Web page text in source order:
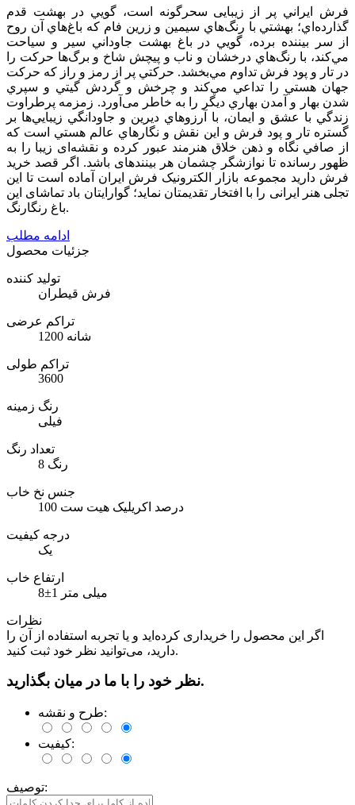
فرش ايراني پر از زيبایی سحرگونه است، گويي در بهشت قدم
گذارده‌اي؛ بهشتي با رنگ‌هاي سيمين و زرين فام كه باغ‌هاي آن روح
از سر بيننده برده، ‌گويي در باغ بهشت جاوداني سير و سياحت
مي‌كند، با رنگ‌هاي درخشان و ناب و پیچش شاخ و برگ‌ها حركت را
در تار و پود فرش تداوم مي‌بخشد. حركتي پر از رمز و راز كه حركت
جهان هستي را تداعي مي‌كند و چرخش و گردش گيتي و سپري
شدن بهار و آمدن بهاري ديگر را به خاطر می‌آورد. زمزمه پرطراوت
زندگي با عشق و ايمان، با آرزوهاي ديرين و جاودانگي زيبايي‌ها بر
گستره تار و پود فرش و اين نقش و نگارهاي عالم هستي است كه
از صافي نگاه و ذهن خلاق هنرمند عبور كرده و نقشه‌ای زیبا را به
ظهور رسانده تا نوازشگر چشمان هر بیننده­ای باشد. اگر قصد خرید
فرش دارید مجموعه بازار الکترونیک فرش ایران آماده است تا این
تجلی هنر ایرانی را با افتخار تقدیمتان نماید؛ گوارایتان باد تماشای این
باغ رنگارنگ.
ادامه مطلب
جزئیات محصول
تولید کننده
فرش قیطران
تراکم عرضی
1200 شانه
تراکم طولی
3600
رنگ زمینه
فیلی
تعداد رنگ
8 رنگ
جنس نخ خاب
100 درصد اکریلیک هیت ست
درجه کیفیت
یک
ارتفاع خاب
8±1 میلی متر
نظرات
اگر این محصول را خریداری کرده‌اید و یا تجربه استفاده از آن را
دارید، می‌توانید نظر خود ثبت کنید.
نظر خود را با ما در میان بگذارید.
طرح و نقشه:
کیفیت:
توصیف: